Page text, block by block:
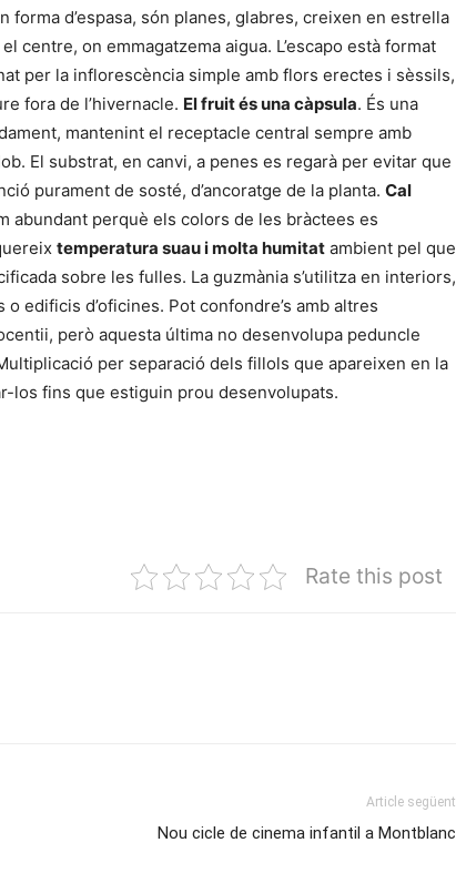
d’espasa, són planes, glabres, creixen en estrella
centre, on emmagatzema aigua. L’escapo està format
per la inflorescència simple amb flors erectes i sèssils,
fora de l’hivernacle. El fruit és una càpsula. És una
mantenint el receptacle central sempre amb
El substrat, en canvi, a penes es regarà per evitar que
purament de sosté, d’ancoratge de la planta. Cal
abundant perquè els colors de les bràctees es
temperatura suau i molta humitat ambient pel que
sobre les fulles. La guzmània s’utilitza en interiors,
edificis d’oficines. Pot confondre’s amb altres
però aquesta última no desenvolupa peduncle
per separació dels fillols que apareixen en la
los fins que estiguin prou desenvolupats.
Rate this post
Article següent
Nou cicle de cinema infantil a Montblanc